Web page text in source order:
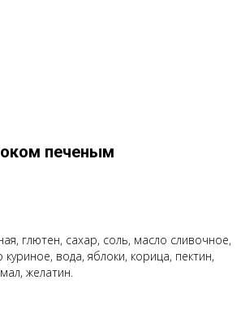
печеным
глютен, сахар, соль, масло сливочное,
вода, яблоки, корица, пектин,
желатин.